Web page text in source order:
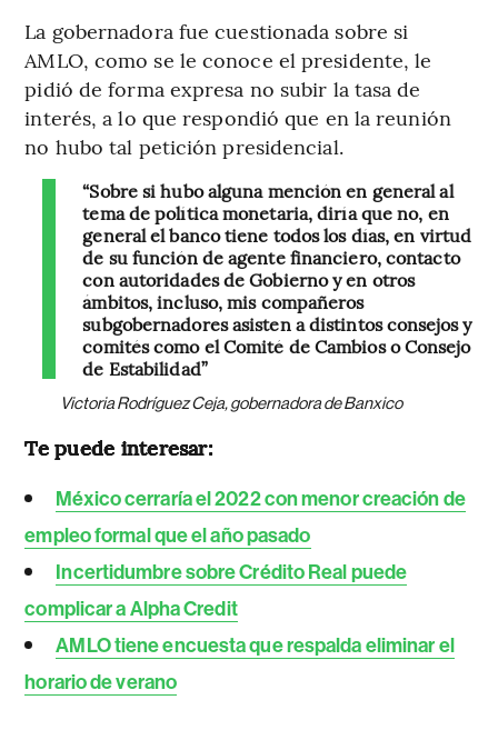
La gobernadora fue cuestionada sobre si
AMLO, como se le conoce el presidente, le
pidió de forma expresa no subir la tasa de
interés, a lo que respondió que en la reunión
no hubo tal petición presidencial.
“Sobre si hubo alguna mención en general al
tema de política monetaria, diría que no, en
general el banco tiene todos los días, en virtud
de su función de agente financiero, contacto
con autoridades de Gobierno y en otros
ámbitos, incluso, mis compañeros
subgobernadores asisten a distintos consejos y
comités como el Comité de Cambios o Consejo
de Estabilidad”
Victoria Rodríguez Ceja, gobernadora de Banxico
Te puede interesar:
México cerraría el 2022 con menor creación de
empleo formal que el año pasado
Incertidumbre sobre Crédito Real puede
complicar a Alpha Credit
AMLO tiene encuesta que respalda eliminar el
horario de verano